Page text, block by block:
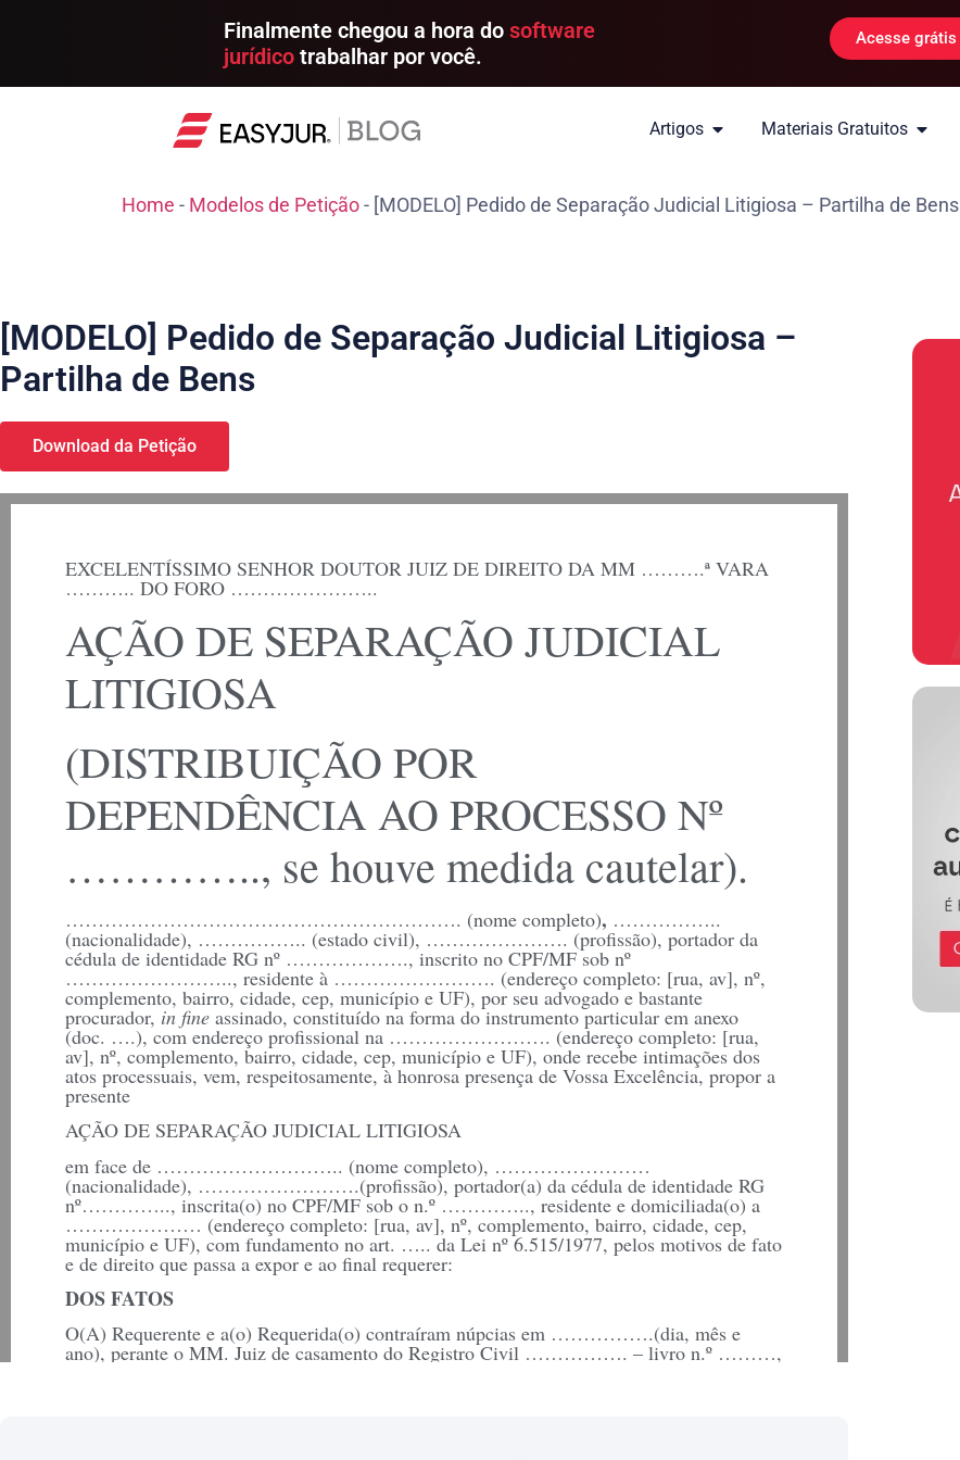
Finalmente chegou a hora dosoftware
jurídico trabalhar por você.
Acesse grátis
Artigos Materiais Gratuitos
Home - Modelos de Petição- [MODELO] Pedido de Separação Judicial Litigiosa – Partilha de Bens
[MODELO] Pedido de Separação Judicial Litigiosa –
Partilha de Bens
Download da Petição
EXCELENTÍSSIMO SENHOR DOUTOR JUIZ DE DIREITO DA MM ……….ª VARA
……….. DO FORO …………………..
AÇÃO DE SEPARAÇÃO JUDICIAL
LITIGIOSA
(DISTRIBUIÇÃO POR
DEPENDÊNCIA AO PROCESSO Nº
………….., se houve medida cautelar).
……………………………………………………. (nome completo), ……………..
(nacionalidade), …………….. (estado civil), …………………. (profissão), portador da
cédula de identidade RG nº ………………., inscrito no CPF/MF sob nº
…………………….., residente à ……………………. (endereço completo: [rua, av], nº,
complemento, bairro, cidade, cep, município e UF), por seu advogado e bastante
procurador, in fine assinado, constituído na forma do instrumento particular em anexo
(doc. ….), com endereço profissional na ……………………. (endereço completo: [rua,
av], nº, complemento, bairro, cidade, cep, município e UF), onde recebe intimações dos
atos processuais, vem, respeitosamente, à honrosa presença de Vossa Excelência, propor a
presente
AÇÃO DE SEPARAÇÃO JUDICIAL LITIGIOSA
em face de ……………………….. (nome completo), ……………………
(nacionalidade), …………………….(profissão), portador(a) da cédula de identidade RG
nº………….., inscrita(o) no CPF/MF sob o n.º ………….., residente e domiciliada(o) a
………………… (endereço completo: [rua, av], nº, complemento, bairro, cidade, cep,
município e UF), com fundamento no art. ….. da Lei nº 6.515/1977, pelos motivos de fato
e de direito que passa a expor e ao final requerer:
DOS FATOS
O(A) Requerente e a(o) Requerida(o) contraíram núpcias em …………….(dia, mês e
ano), perante o MM. Juiz de casamento do Registro Civil ……………. – livro n.º ………,